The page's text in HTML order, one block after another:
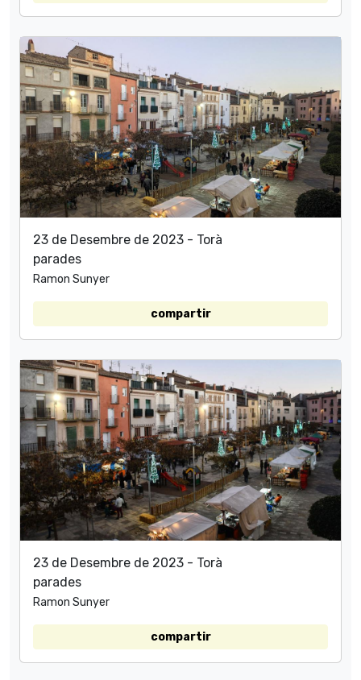
23 de Desembre de 2023 - Torà
parades
Ramon Sunyer
compartir
23 de Desembre de 2023 - Torà
parades
Ramon Sunyer
compartir